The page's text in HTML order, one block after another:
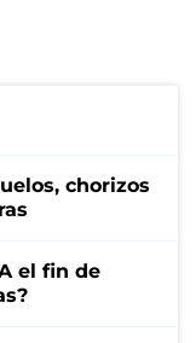
chorizos
el fin de